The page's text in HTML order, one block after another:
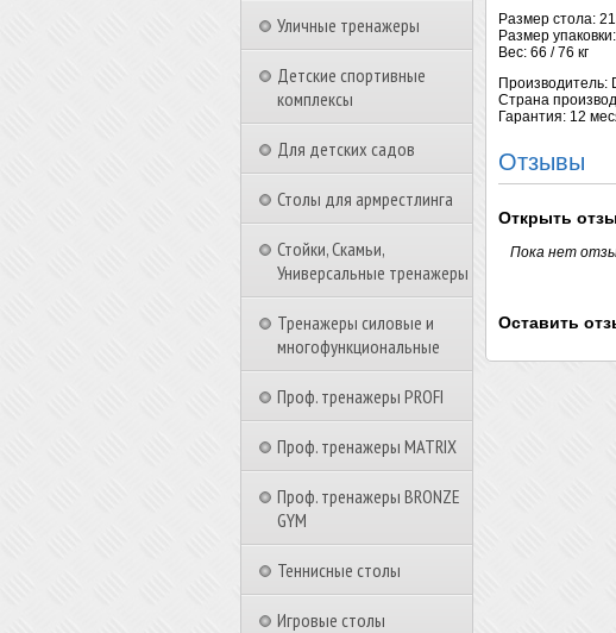
Уличные тренажеры
Детские спортивные
комплексы
Для детских садов
Столы для армрестлинга
Стойки, Скамьи,
Универсальные тренажеры
Тренажеры силовые и
многофункциональные
Проф. тренажеры PROFI
Проф. тренажеры MATRIX
Проф. тренажеры BRONZE
GYM
Теннисные столы
Игровые столы
Размер стола:
Размер
Вес: 66 / 76 кг
Производитель:
Страна
Гарантия: 12
Отзывы
Открыть
Пока нет
Оставить